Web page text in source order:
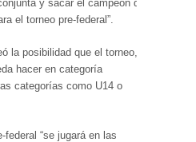
y sacar el campeón de
el torneo pre-federal”.
la posibilidad que el torneo,
hacer en categoría
categorías como U14 o
federal “se jugará en las